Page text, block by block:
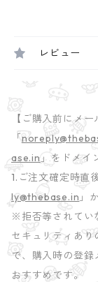
レビュー
【ご購入前にメ
「
ase.in」をドメイ
1.ご注文確定時直
ly@thebase.in 」
※拒否等されてい
セキュリティあ
で、購入時の登
おすすめです。